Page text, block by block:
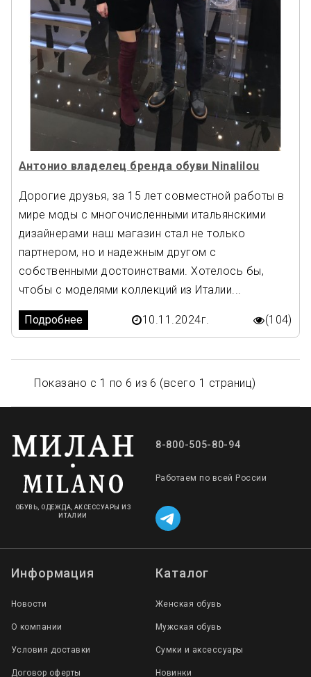
Антонио владелец бренда обуви Ninalilou
Дорогие друзья, за 15 лет совместной работы в
мире моды с многочисленными итальянскими
дизайнерами наш магазин стал не только
партнером, но и надежным другом с
собственными достоинствами. Хотелось бы,
чтобы с моделями коллекций из Италии...
Подробнее 10.11.2024г. (104)
Показано с 1 по 6 из 6 (всего 1 страниц)
ОБУВЬ, ОДЕЖДА, АКСЕССУАРЫ ИЗ
ИТАЛИИ
8-800-505-80-94
Работаем по всей России
Информация
Новости
О компании
Условия доставки
Договор оферты
Каталог
Женская обувь
Мужская обувь
Сумки и аксессуары
Новинки